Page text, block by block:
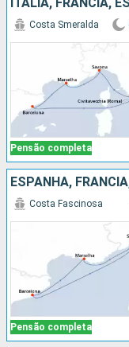
ITÁLIA, FRANCIA,
Pensão completa
Costa Smeralda
ESPANHA,
Pensão completa
Costa Fascinosa